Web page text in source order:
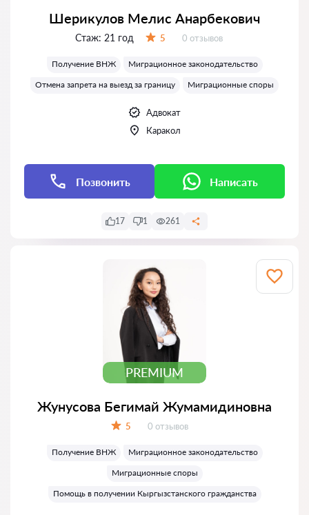
Шерикулов Мелис Анарбекович
Стаж: 21 год 5 Отзывов:
0 отзывов
Получение ВНЖ
Миграционное законодательство
Отмена запрета на выезд за границу
Миграционные споры
Адвокат
Каракол
Позвонить Написать
17 1 261
PREMIUM
Жунусова Бегимай Жумамидиновна
5 Отзывов:
0 отзывов
Получение ВНЖ
Миграционное законодательство
Миграционные споры
Помощь в получении Кыргызстанского гражданства